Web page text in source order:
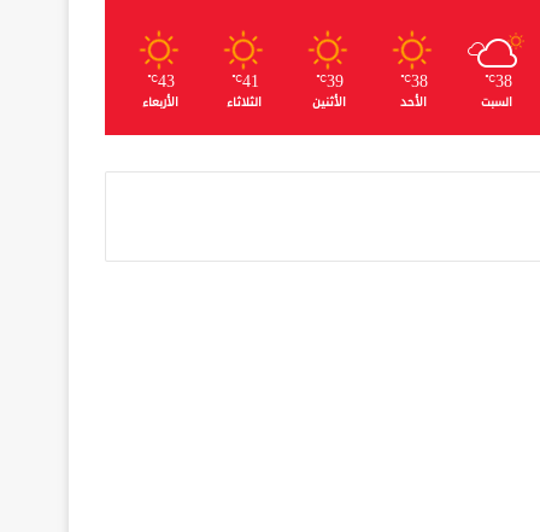
38
℃
السبت
38
℃
الأحد
39
℃
الأثنين
41
℃
الثلاثاء
43
℃
الأربعاء